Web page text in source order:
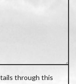
through this